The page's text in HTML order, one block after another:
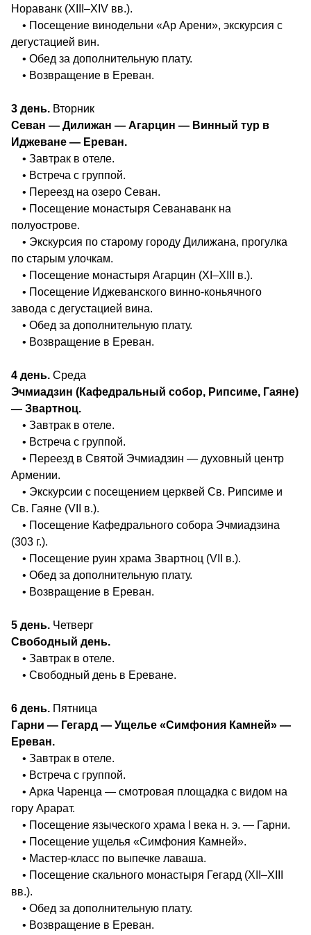
Нораванк (XIII–XIV вв.).
• Посещение винодельни «Ар Арени», экскурсия с
дегустацией вин.
• Обед за дополнительную плату.
• Возвращение в Ереван.
3 день. Вторник
Севан — Дилижан — Агарцин — Винный тур в
Иджеване — Ереван.
• Завтрак в отеле.
• Встреча с группой.
• Переезд на озеро Севан.
• Посещение монастыря Севанаванк на
полуострове.
• Экскурсия по старому городу Дилижана, прогулка
по старым улочкам.
• Посещение монастыря Агарцин (XI–XIII в.).
• Посещение Иджеванского винно‑коньячного
завода с дегустацией вина.
• Обед за дополнительную плату.
• Возвращение в Ереван.
4 день. Среда
Эчмиадзин (Кафедральный собор, Рипсиме, Гаяне)
— Звартноц.
• Завтрак в отеле.
• Встреча с группой.
• Переезд в Святой Эчмиадзин — духовный центр
Армении.
• Экскурсии с посещением церквей Св. Рипсиме и
Св. Гаяне (VII в.).
• Посещение Кафедрального собора Эчмиадзина
(303 г.).
• Посещение руин храма Звартноц (VII в.).
• Обед за дополнительную плату.
• Возвращение в Ереван.
5 день. Четверг
Свободный день.
• Завтрак в отеле.
• Свободный день в Ереване.
6 день. Пятница
Гарни — Гегард — Ущелье «Симфония Камней» —
Ереван.
• Завтрак в отеле.
• Встреча с группой.
• Арка Чаренца — смотровая площадка с видом на
гору Арарат.
• Посещение языческого храма I века н. э. — Гарни.
• Посещение ущелья «Симфония Камней».
• Мастер‑класс по выпечке лаваша.
• Посещение скального монастыря Гегард (XII–XIII
вв.).
• Обед за дополнительную плату.
• Возвращение в Ереван.